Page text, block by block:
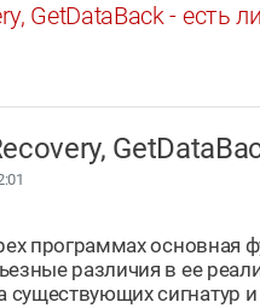
GetDataBack - есть
программах основная
различия в ее
существующих сигнатур